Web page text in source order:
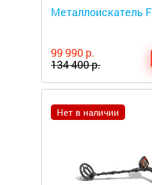
Металлоискатель
99 990 р.
134 400 р.
Нет в наличии